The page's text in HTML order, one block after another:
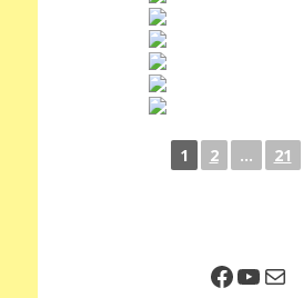
1 2 ... 21
E-Mail